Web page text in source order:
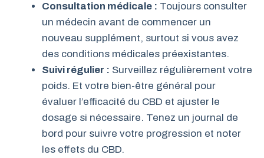
Consultation médicale : Toujours consulter
un médecin avant de commencer un
nouveau supplément, surtout si vous avez
des conditions médicales préexistantes.
Suivi régulier : Surveillez régulièrement votre
poids. Et votre bien-être général pour
évaluer l’efficacité du CBD et ajuster le
dosage si nécessaire. Tenez un journal de
bord pour suivre votre progression et noter
les effets du CBD.